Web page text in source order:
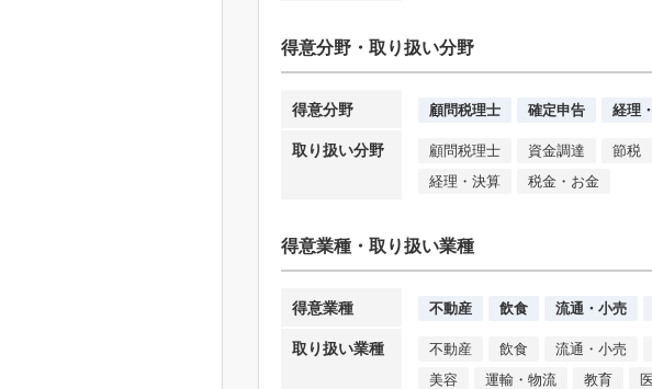
得意分野・取り扱い分野
得意分野 顧問税理士 確定申告 経理
取り扱い分野 顧問税理士 資金調達 節税
経理・決算
税金・お金
得意業種・取り扱い業種
得意業種 不動産 飲食 流通・小売
取り扱い業種 不動産 飲食 流通・小売
美容
運輸・物流 教育